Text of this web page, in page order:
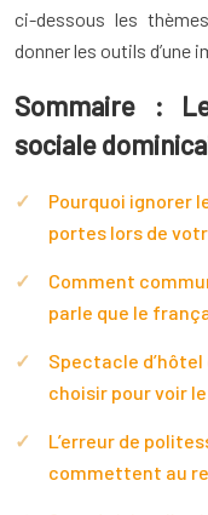
ci-dessous les
donner les outils d’une
Sommaire :
sociale
Pourquoi ignorer
portes lors de
Comment
parle que le
Spectacle
choisir pour voir le
L’erreur de
commettent au